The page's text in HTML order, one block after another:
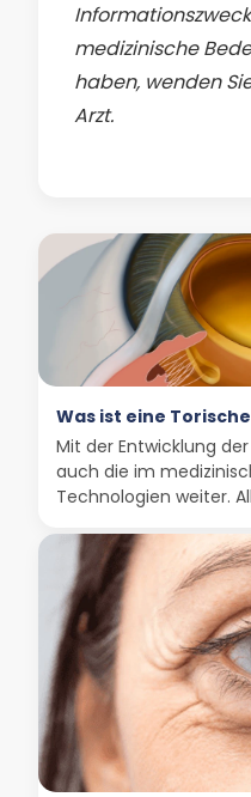
medizinische
haben, wenden
Arzt.
Was ist eine
Mit der Entwicklung
auch die im
Technologien weiter.